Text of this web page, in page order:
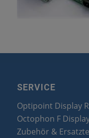
SERVICE
Optipoint Display
Octophon F
Zubehör &